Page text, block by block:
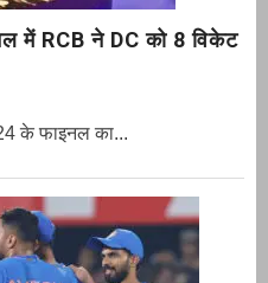
में RCB ने DC को 8 विकेट
के फाइनल का...